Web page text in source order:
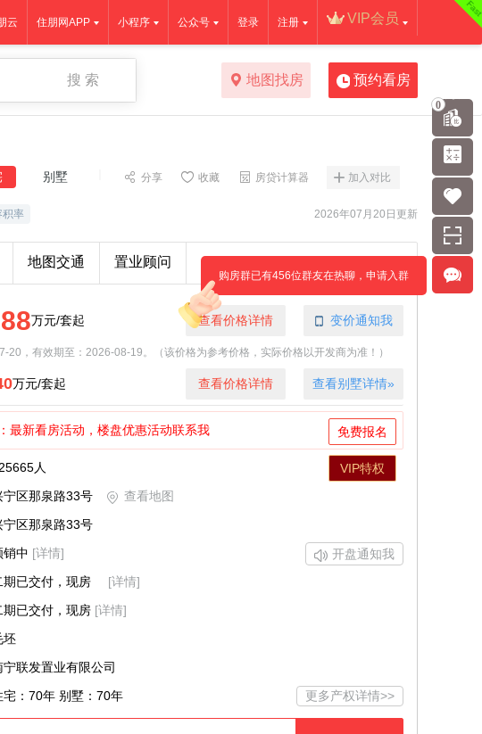
VIP会员
注册
登录
公众号
小程序
住朋网APP
云
搜 索 地图找房 预约看房
积率 2026年07月20日更新
加入对比
房贷计算器
收藏
分享
别墅
地图交通 置业顾问
万元/套起 查看价格详情 变价通知我
20，有效期至：2026-08-19。（该价格为参考价格，实际价格以开发商为准！）
万元/套起 查看价格详情 查看别墅详情»
最新看房活动，楼盘优惠活动联系我 免费报名
VIP特权
更多产权详情>>
人
宁区那泉路33号
查看地图
宁区那泉路33号
销中 [详情]
开盘通知我
期已交付，现房
[详情]
期已交付，现房 [详情]
坯
宁联发置业有限公司
宅：70年 别墅：70年
0
购房群已有456位群友在热聊，申请入群